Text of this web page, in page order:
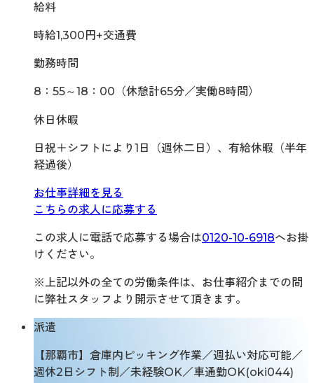
給料
時給1,300円+交通費
勤務時間
8：55～18：00（休憩計65分／実働8時間）
休日休暇
日祝＋シフトにより1日（週休二日）、有給休暇（半年
経過後）
お仕事詳細を見る
こちらの求人に応募する
この求人に電話で応募する場合は0120-10-6918へお掛
けください。
※上記以外の全ての労働条件は、お仕事紹介までの間
に弊社スタッフより開示させて頂きます。
派遣
【那覇市】倉庫内ピッキング作業／週払い対応可能／
週休2日シフト制／未経験OK／車通勤OK(oki044)